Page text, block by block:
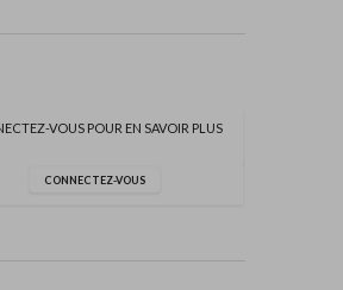
VOUS POUR EN SAVOIR PLUS
CONNECTEZ-VOUS